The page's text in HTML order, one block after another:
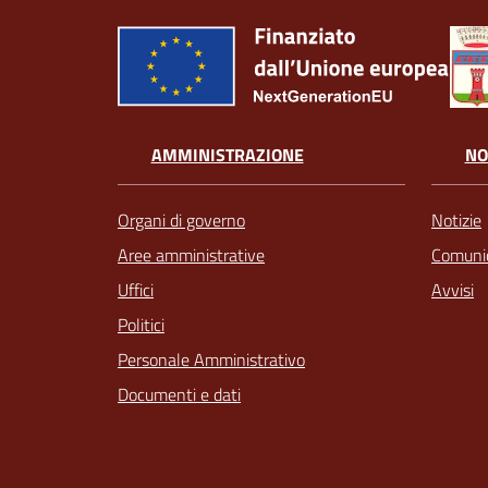
AMMINISTRAZIONE
Organi di governo
Aree amministrative
Uffici
Politici
Personale Amministrativo
Documenti e dati
Notizie
Avvisi